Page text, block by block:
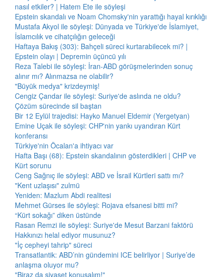
nasıl etkiler? | Hatem Ete ile söyleşi
Epstein skandalı ve Noam Chomsky'nin yarattığı hayal kırıklığı
Mustafa Akyol ile söyleşi: Dünyada ve Türkiye'de İslamiyet,
İslamcılık ve cihatçılığın geleceği
Haftaya Bakış (303): Bahçeli süreci kurtarabilecek mi? |
Epstein olayı | Depremin üçüncü yılı
Reza Talebi ile söyleşi: İran-ABD görüşmelerinden sonuç
alınır mı? Alınmazsa ne olabilir?
"Büyük medya" krizdeymiş!
Cengiz Çandar ile söyleşi: Suriye'de aslında ne oldu?
Çözüm sürecinde sil baştan
Bir 12 Eylül trajedisi: Hayko Manuel Eldemir (Yergetyan)
Emine Uçak ile söyleşi: CHP'nin yankı uyandıran Kürt
konferansı
Türkiye'nin Öcalan'a ihtiyacı var
Hafta Başı (68): Epstein skandalının gösterdikleri | CHP ve
Kürt sorunu
Ceng Sağnıç ile söyleşi: ABD ve İsrail Kürtleri sattı mı?
"Kent uzlaşısı" zulmü
Yeniden: Mazlum Abdi realitesi
Mehmet Gürses ile söyleşi: Rojava efsanesi bitti mi?
“Kürt sokağı” diken üstünde
Rasan Remzi ile söyleşi: Suriye'de Mesut Barzani faktörü
Hakkınızı helal ediyor musunuz?
"İç cepheyi tahrip" süreci
Transatlantik: ABD’nin gündemini ICE belirliyor | Suriye’de
anlaşma oluyor mu?
"Biraz da siyaset konuşalım!"